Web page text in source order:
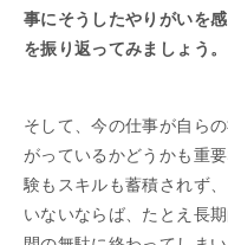
事にそうしたやりがいを
を振り返ってみましょう。
そして、今の仕事が自ら
がっているかどうかも重
験もスキルも蓄積されず
いないならば、たとえ長